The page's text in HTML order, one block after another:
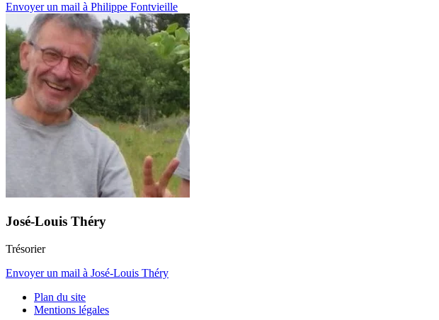
Envoyer un mail à Philippe Fontvieille
José-Louis Théry
Trésorier
Envoyer un mail à José-Louis Théry
Plan du site
Mentions légales